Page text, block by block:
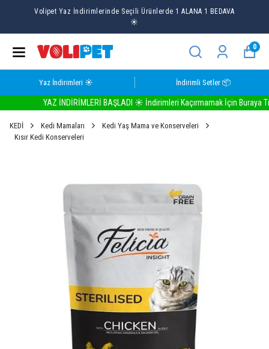
Volipet Yaz İndirimlerinde Seçili Ürünlerde 1 ALANA 1 BEDAVA
☀️
0
Yaz İndirimleri ☀️ İndirimli Setler 📦
YAZ İNDİRİMLERİ BAŞLADI ☀️ İndirimleri Kaçırmamak İçin Buraya Tıkla
KEDİ Kedi Mamaları
Kedi Yaş Mama ve Konserveleri
Kısır Kedi Konserveleri